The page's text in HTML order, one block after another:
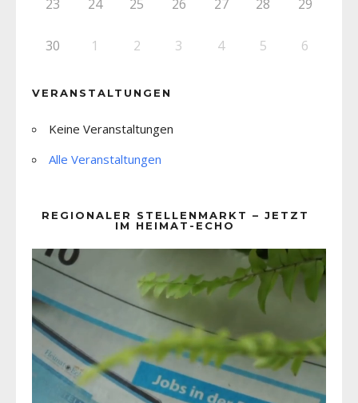
23 24 25 26 27 28 29
30 1 2 3 4 5 6
VERANSTALTUNGEN
Keine Veranstaltungen
Alle Veranstaltungen
REGIONALER STELLENMARKT – JETZT
IM HEIMAT-ECHO
Player